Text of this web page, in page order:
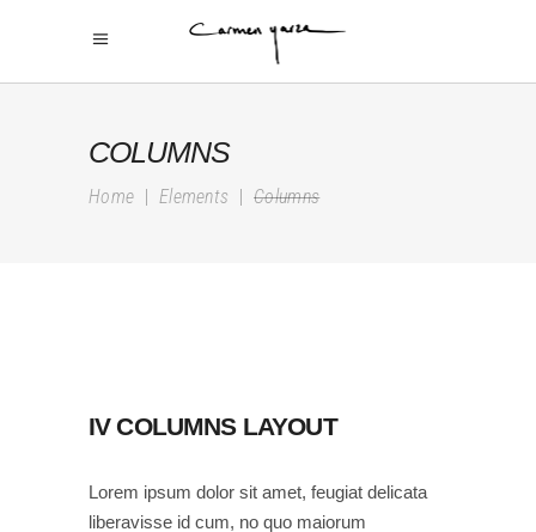
COLUMNS
Home | Elements |Columns
IV COLUMNS LAYOUT
Lorem ipsum dolor sit amet, feugiat delicata
liberavisse id cum, no quo maiorum